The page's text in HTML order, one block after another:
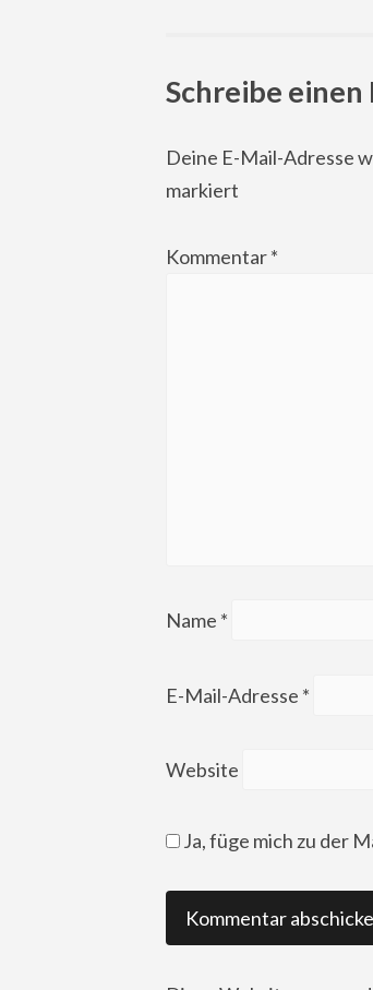
Schreibe
Deine E-Mail-Adresse
markiert
Kommentar*
Name *
E-Mail-Adresse *
Website
Ja, füge mich zu der